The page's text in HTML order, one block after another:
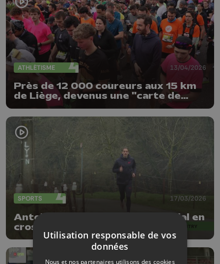
ATHLÉTISME 13/04/2026
Près de 12 000 coureurs aux 15 km
de Liège, devenus une "carte de
visite"
SPORTS 17/03/2026
Antoine Senard, médaillé mondial en
cross-country
Utilisation responsable de vos
données
Nous et nos partenaires utilisons des cookies